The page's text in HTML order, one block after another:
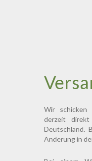
Wir schicken
derzeit
Deutschland.
Änderung in